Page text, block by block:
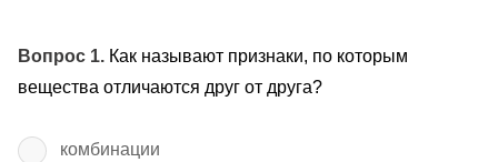
Вопрос 1. Как называют признаки, по которым
вещества отличаются друг от друга?
комбинации